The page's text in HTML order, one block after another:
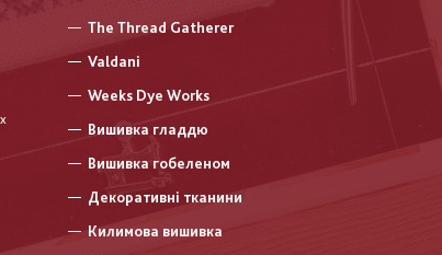
The Thread Gatherer
Valdani
Weeks Dye Works
Вишивка гладдю
Вишивка гобеленом
Декоративні тканини
Килимова вишивка